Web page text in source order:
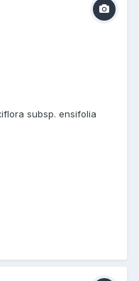
subsp. ensifolia